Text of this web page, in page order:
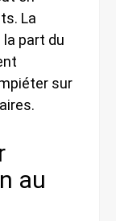
La
part du
sur
au